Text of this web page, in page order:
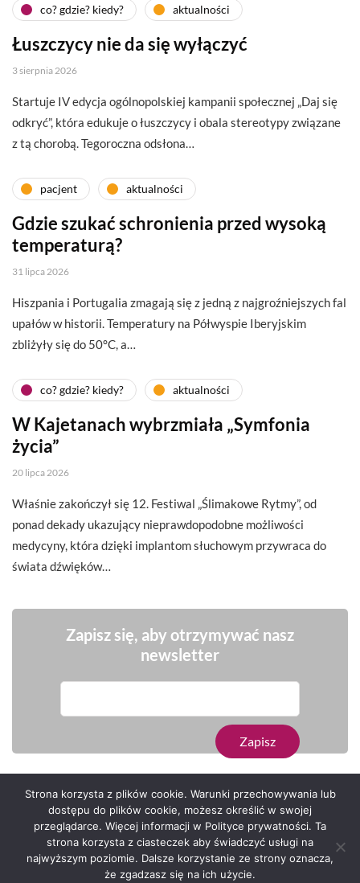
co? gdzie? kiedy? aktualności
Łuszczycy nie da się wyłączyć
3 sierpnia 2026
Startuje IV edycja ogólnopolskiej kampanii społecznej „Daj się
odkryć”, która edukuje o łuszczycy i obala stereotypy związane
z tą chorobą. Tegoroczna odsłona…
pacjent aktualności
Gdzie szukać schronienia przed wysoką
temperaturą?
31 lipca 2026
Hiszpania i Portugalia zmagają się z jedną z najgroźniejszych fal
upałów w historii. Temperatury na Półwyspie Iberyjskim
zbliżyły się do 50°C, a…
co? gdzie? kiedy? aktualności
W Kajetanach wybrzmiała „Symfonia
życia”
20 lipca 2026
Właśnie zakończył się 12. Festiwal „Ślimakowe Rytmy”, od
ponad dekady ukazujący nieprawdopodobne możliwości
medycyny, która dzięki implantom słuchowym przywraca do
świata dźwięków…
Zapisz się, aby otrzymywać nasz
newsletter
Serwis zaprojektował Grzegorz Sztank .
Strona korzysta z plików cookie. Warunki przechowywania lub
dostępu do plików cookie, możesz określić w swojej
przeglądarce. Więcej informacji w Polityce prywatności. Ta
strona korzysta z ciasteczek aby świadczyć usługi na
najwyższym poziomie. Dalsze korzystanie ze strony oznacza,
że zgadzasz się na ich użycie.